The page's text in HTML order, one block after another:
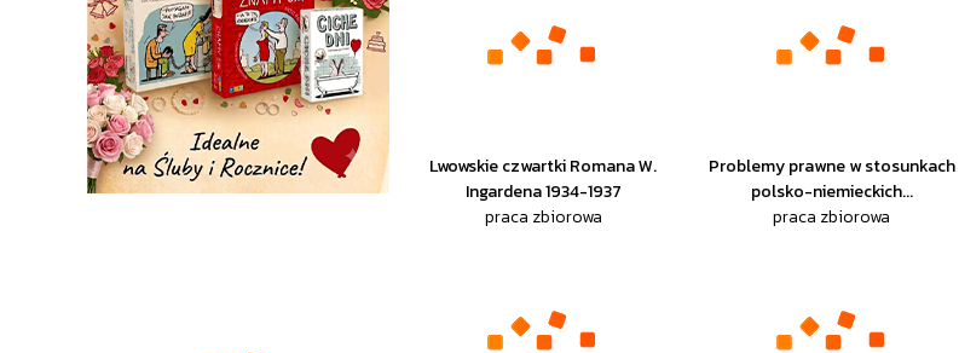
Lwowskie czwartki Romana W.
Ingardena 1934-1937
praca zbiorowa
Problemy prawne w stosunkach
polsko-niemieckich...
praca zbiorowa